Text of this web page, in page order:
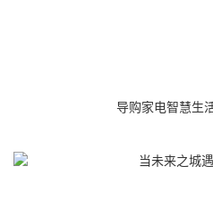
导购家电智慧生